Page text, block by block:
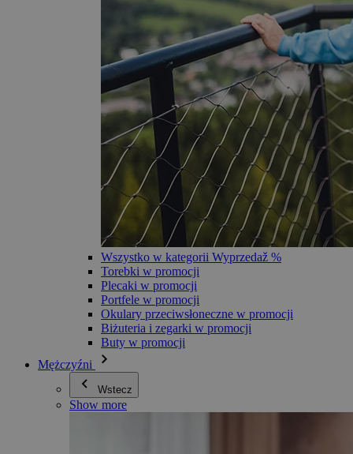
Wszystko w kategorii Wyprzedaž %
Torebki w promocji
Plecaki w promocji
Portfele w promocji
Okulary przeciwsłoneczne w promocji
Biżuteria i zegarki w promocji
Buty w promocji
Mężczyźni
Wstecz
Show more